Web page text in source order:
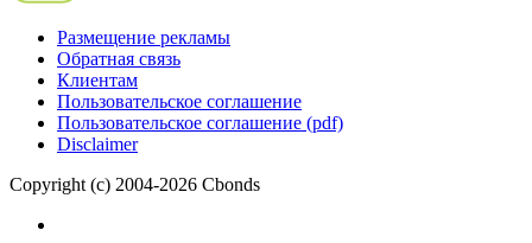
Размещение рекламы
Обратная связь
Пользовательское соглашение